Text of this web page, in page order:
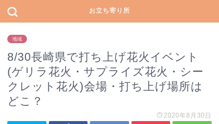
お立ち寄り所
地域
8/30長崎県で打ち上げ花火イベント
(ゲリラ花火・サプライズ花火・シー
クレット花火)会場・打ち上げ場所は
どこ？
2020年8月30日